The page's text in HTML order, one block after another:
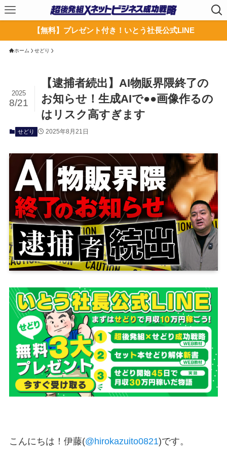
【無料】プレゼント付き！いとう社長公式LINE
ホーム せどり
【逮捕者続出】AI物販界隈終了の
お知らせ！生成AIで●●画像作るの
はリスク高すぎます
2025
8/21
せどり 2025年8月21日
こんにちは！伊藤(@hirokazuito0821)です。